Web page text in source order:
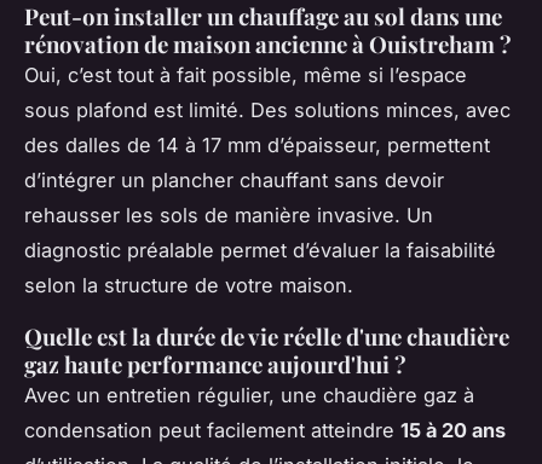
Peut-on installer un chauffage au sol dans une
rénovation de maison ancienne à Ouistreham ?
Oui, c’est tout à fait possible, même si l’espace
sous plafond est limité. Des solutions minces, avec
des dalles de 14 à 17 mm d’épaisseur, permettent
d’intégrer un plancher chauffant sans devoir
rehausser les sols de manière invasive. Un
diagnostic préalable permet d’évaluer la faisabilité
selon la structure de votre maison.
Quelle est la durée de vie réelle d'une chaudière
gaz haute performance aujourd'hui ?
Avec un entretien régulier, une chaudière gaz à
condensation peut facilement atteindre 15 à 20 ans